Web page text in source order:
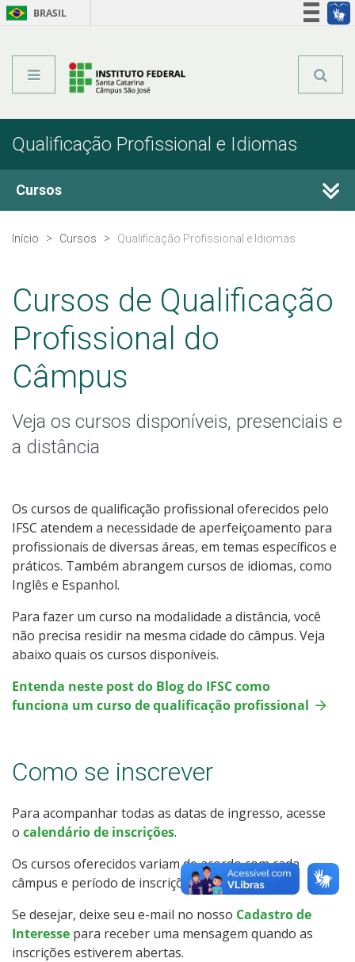
BRASIL
Qualificação Profissional e Idiomas
Cursos
Técnicos Integrados
Qualificação Profissional e Idiomas
Especialização
Processo de Inscrição
Resultados Vagas Remanescentes
Como posso estudar no IFSC?
Processos Seletivos
Inscrições e acompanhamento
Orientações para Matrícula
Transferências e Retornos
Início Cursos Qualificação Profissional e Idiomas
Cursos de Qualificação
Profissional do
Câmpus
Veja os cursos disponíveis, presenciais e
a distância
Os cursos de qualificação profissional oferecidos pelo
IFSC atendem a necessidade de aperfeiçoamento para
profissionais de diversas áreas, em temas específicos e
práticos. Também abrangem cursos de idiomas, como
Inglês e Espanhol.
Para fazer um curso na modalidade a distância, você
não precisa residir na mesma cidade do câmpus. Veja
abaixo quais os cursos disponíveis.
Entenda neste post do Blog do IFSC como
funciona um curso de qualificação profissional
Como se inscrever
Para acompanhar todas as datas de ingresso, acesse
o calendário de inscrições.
Os cursos oferecidos variam de acordo com cada
câmpus e período de inscrições.
Se desejar, deixe seu e-mail no nosso Cadastro de
Interesse para receber uma mensagem quando as
inscrições estiverem abertas.